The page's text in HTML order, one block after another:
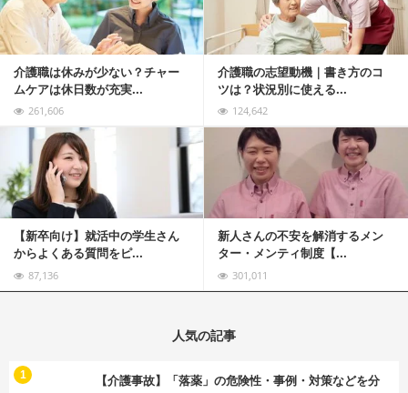
介護職は休みが少ない？チャー
ムケアは休日数が充実...
261,606
介護職の志望動機｜書き方のコ
ツは？状況別に使える...
124,642
【新卒向け】就活中の学生さん
からよくある質問をピ...
87,136
新人さんの不安を解消するメン
ター・メンティ制度【...
301,011
記事を読む
人気の記事
【介護事故】「落薬」の危険性・事例・対策などを分
1